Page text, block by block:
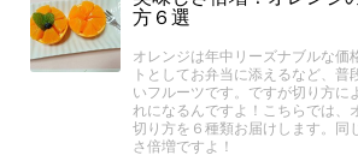
方６選
オレンジは年中リーズナブルな価
トとしてお弁当に添えるなど、普
いフルーツです。ですが切り方に
れになるんですよ！こちらでは、
切り方を６種類お届けします。同
さ倍増ですよ！